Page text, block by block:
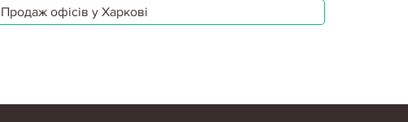
Продаж офісів у Харкові